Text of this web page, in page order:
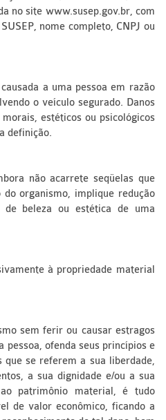
no site www.susep.gov.br, com
nome completo, CNPJ ou
a uma pessoa em razão
o veículo segurado. Danos
estéticos ou psicológicos
definição.
não acarrete seqüelas que
organismo, implique redução
de beleza ou estética de uma
à propriedade material
sem ferir ou causar estragos
pessoa, ofenda seus princípios e
se referem a sua liberdade,
a sua dignidade e/ou a sua
patrimônio material, é tudo
de valor econômico, ficando a